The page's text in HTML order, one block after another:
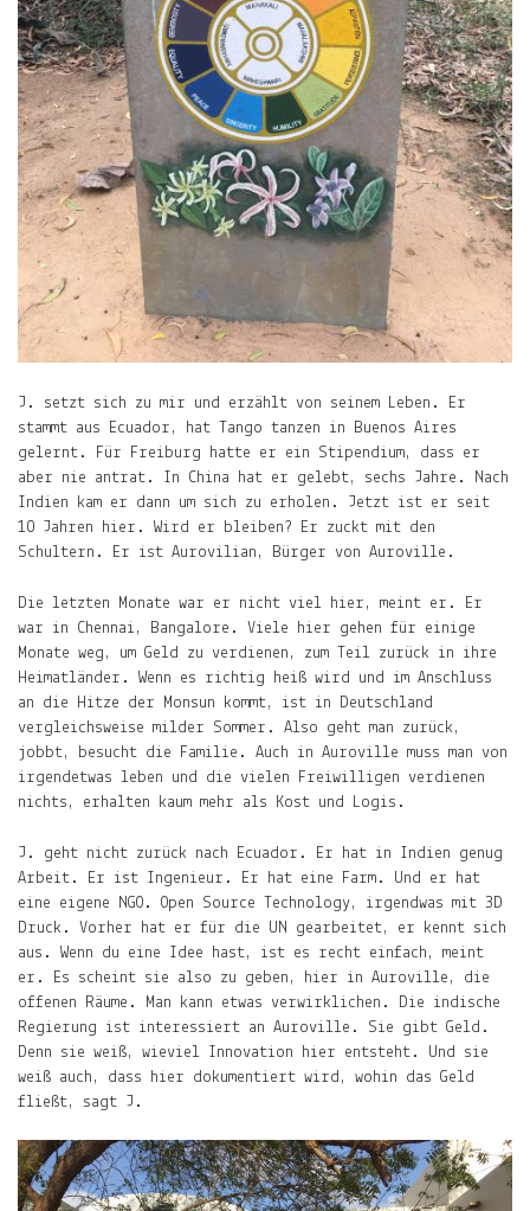
für
ljuno
besten
schreibe
ich
bei
einem
Hafermilch-
Cappuccino.
Wenn
gerne
möchtest,
spendiere
mir
einen
Kaffee!
J. setzt sich zu mir und erzählt von seinem Leben. Er
stammt aus Ecuador, hat Tango tanzen in Buenos Aires
gelernt. Für Freiburg hatte er ein Stipendium, dass er
aber nie antrat. In China hat er gelebt, sechs Jahre. Nach
Indien kam er dann um sich zu erholen. Jetzt ist er seit
10 Jahren hier. Wird er bleiben? Er zuckt mit den
Schultern. Er ist Aurovilian, Bürger von Auroville.
Die letzten Monate war er nicht viel hier, meint er. Er
war in Chennai, Bangalore. Viele hier gehen für einige
Monate weg, um Geld zu verdienen, zum Teil zurück in ihre
Heimatländer. Wenn es richtig heiß wird und im Anschluss
an die Hitze der Monsun kommt, ist in Deutschland
vergleichsweise milder Sommer. Also geht man zurück,
jobbt, besucht die Familie. Auch in Auroville muss man von
irgendetwas leben und die vielen Freiwilligen verdienen
nichts, erhalten kaum mehr als Kost und Logis.
J. geht nicht zurück nach Ecuador. Er hat in Indien genug
Arbeit. Er ist Ingenieur. Er hat eine Farm. Und er hat
eine eigene NGO. Open Source Technology, irgendwas mit 3D
Druck. Vorher hat er für die UN gearbeitet, er kennt sich
aus. Wenn du eine Idee hast, ist es recht einfach, meint
er. Es scheint sie also zu geben, hier in Auroville, die
offenen Räume. Man kann etwas verwirklichen. Die indische
Regierung ist interessiert an Auroville. Sie gibt Geld.
Denn sie weiß, wieviel Innovation hier entsteht. Und sie
weiß auch, dass hier dokumentiert wird, wohin das Geld
fließt, sagt J.